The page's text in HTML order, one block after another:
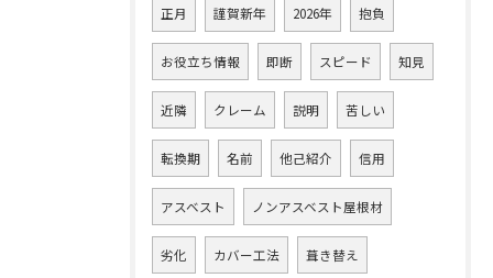
正月 謹賀新年 2026年 抱負
お役立ち情報 即断 スピード 知見
近隣 クレーム 説明 苦しい
転換期 名前 他己紹介 信用
アスベスト ノンアスベスト屋根材
劣化 カバー工法 葺き替え